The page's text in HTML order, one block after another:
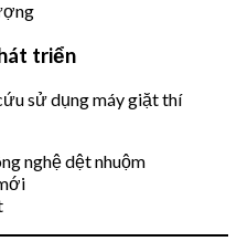
triển
sử dụng máy giặt thí
nghệ dệt nhuộm